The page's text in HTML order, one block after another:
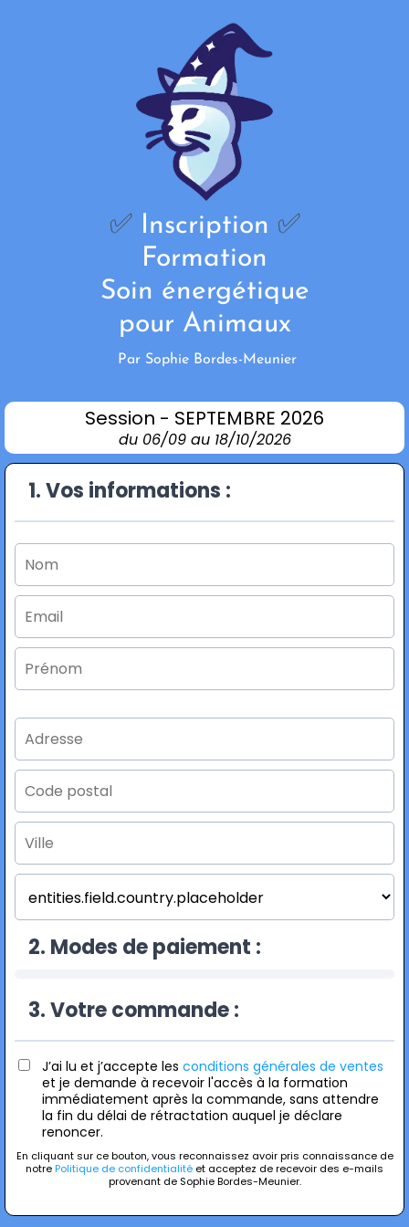
✅ Inscription ✅
Formation
Soin énergétique
pour Animaux
Par Sophie Bordes-Meunier
Session - SEPTEMBRE 2026
du 06/09 au 18/10/2026
1. Vos informations :
2. Modes de paiement :
3. Votre commande :
J’ai lu et j’accepte les conditions générales de ventes
et je demande à recevoir l'accès à la formation
immédiatement après la commande, sans attendre
la fin du délai de rétractation auquel je déclare
renoncer.
En cliquant sur ce bouton, vous reconnaissez avoir pris connaissance de
notre Politique de confidentialité et acceptez de recevoir des e-mails
provenant de Sophie Bordes-Meunier.